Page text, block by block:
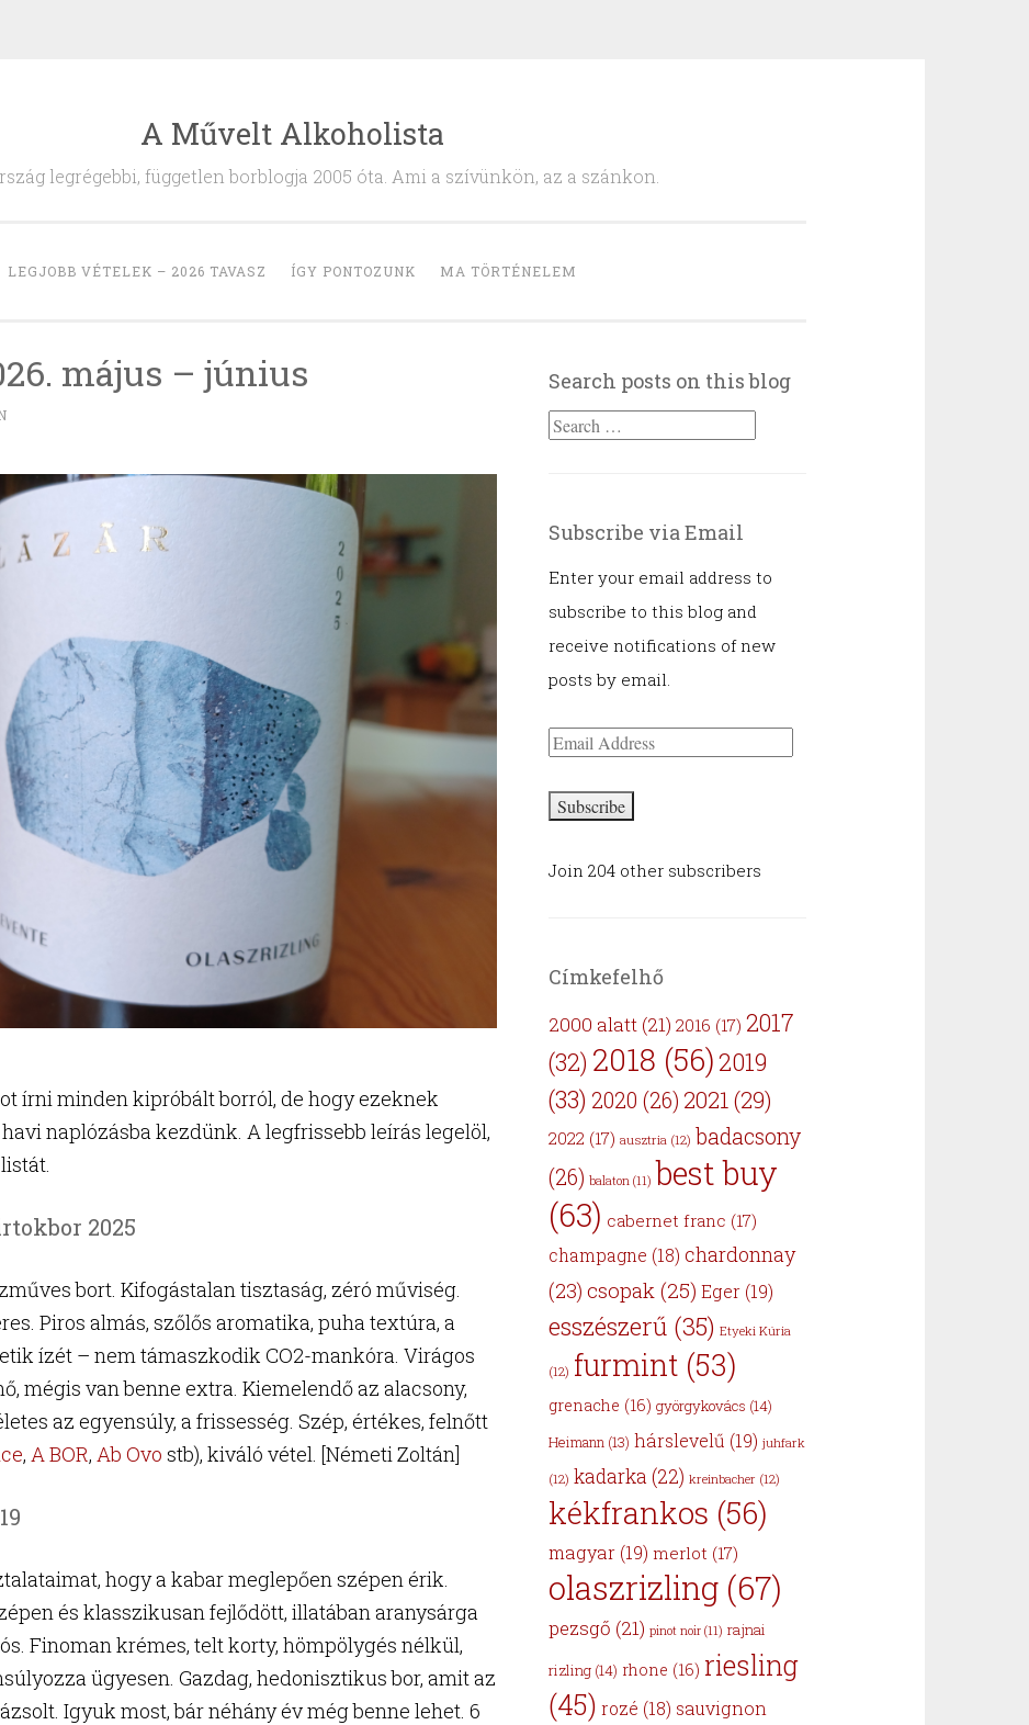
A Művelt Alkoholista
legrégebbi, független borblogja 2005 óta. Ami a szívünkön, az a szánkon.
LEGJOBB VÉTELEK – 2026 TAVASZ ÍGY PONTOZUNK MA TÖRTÉNELEM
május – június
írni minden kipróbált borról, de hogy ezeknek
naplózásba kezdünk. A legfrissebb leírás legelöl,
2025
bort. Kifogástalan tisztaság, zéró műviség.
Piros almás, szőlős aromatika, puha textúra, a
ízét – nem támaszkodik CO2-mankóra. Virágos
mégis van benne extra. Kiemelendő az alacsony,
az egyensúly, a frissesség. Szép, értékes, felnőtt
, A BOR, Ab Ovo stb), kiváló vétel. [Németi Zoltán]
hogy a kabar meglepően szépen érik.
és klasszikusan fejlődött, illatában aranysárga
Finoman krémes, telt korty, hömpölygés nélkül,
ügyesen. Gazdag, hedonisztikus bor, amit az
Igyuk most, bár néhány év még benne lehet. 6
Search posts on this blog
Search
Subscribe via Email
Enter your email address to
subscribe to this blog and
receive notifications of new
posts by email.
Email
Subscribe
Join 204 other subscribers
Címkefelhő
2000 alatt (21) 2016 (17) 2017
(32) 2018 (56)2019
(33) 2020 (26) 2021(29)
2022 (17) ausztria (12) badacsony
(26) balaton (11) best buy
(63) cabernet franc (17)
champagne (18) chardonnay
(23) csopak (25) Eger (19)
esszészerű (35) Etyeki Kúria
(12) furmint (53)
grenache (16) györgykovács (14)
Heimann (13) hárslevelű (19) juhfark
(12) kadarka (22) kreinbacher (12)
kékfrankos (56)
magyar (19) merlot (17)
olaszrizling (67)
pezsgő (21) pinot noir (11) rajnai
rizling (14) rhone (16) riesling
(45) rozé (18) sauvignon